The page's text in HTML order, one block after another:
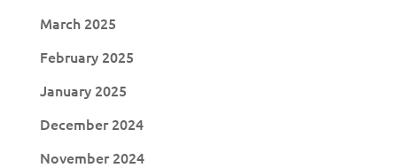
March 2025
February 2025
January 2025
December 2024
November 2024